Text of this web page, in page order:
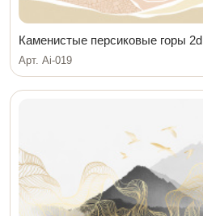
Каменистые персиковые горы 2d
Арт. Ai-019